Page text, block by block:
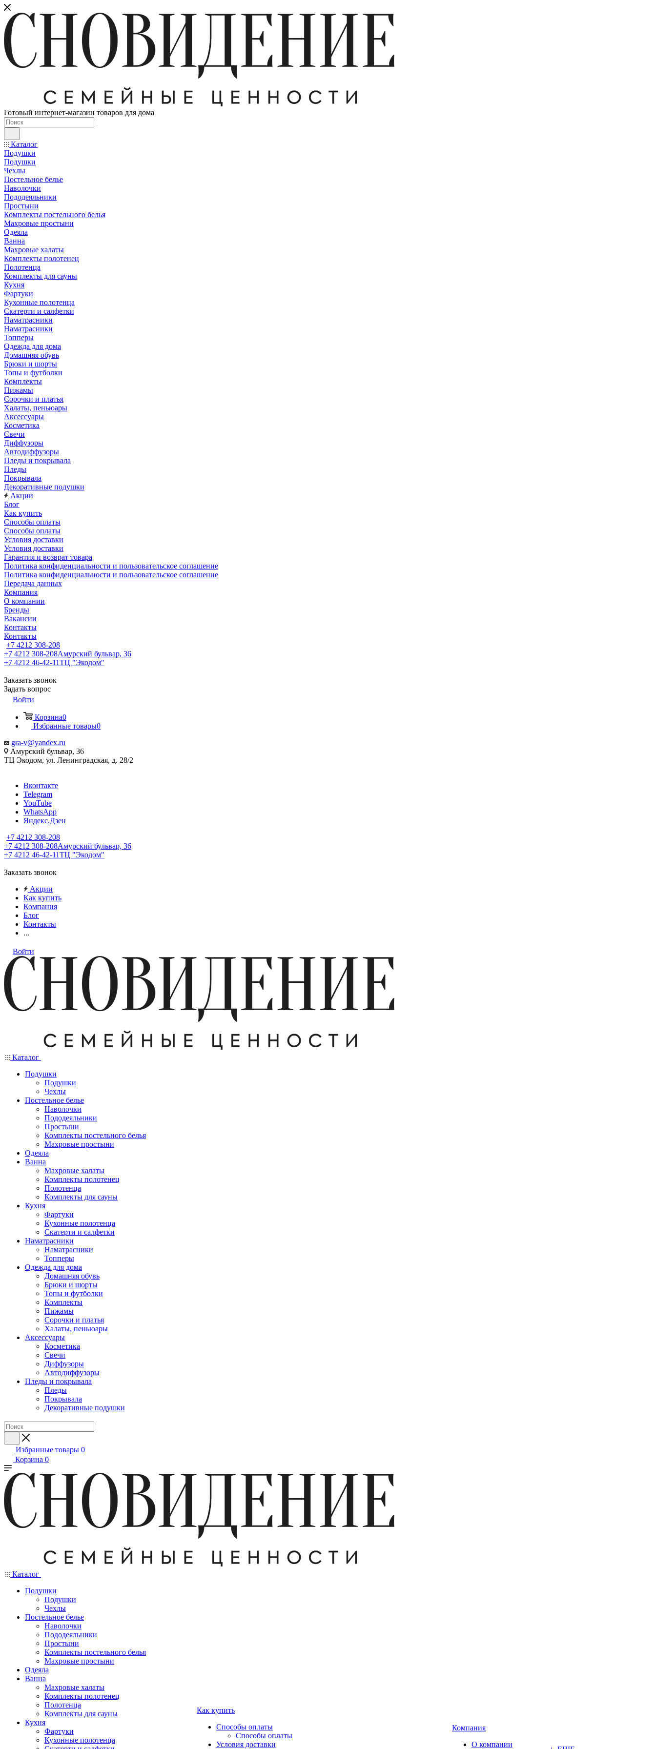
Готовый интернет-магазин товаров для дома
Каталог
Подушки
Подушки
Чехлы
Постельное белье
Наволочки
Пододеяльники
Простыни
Комплекты постельного белья
Махровые простыни
Одеяла
Ванна
Махровые халаты
Комплекты полотенец
Полотенца
Комплекты для сауны
Кухня
Фартуки
Кухонные полотенца
Скатерти и салфетки
Наматрасники
Наматрасники
Топперы
Одежда для дома
Домашняя обувь
Брюки и шорты
Топы и футболки
Комплекты
Пижамы
Сорочки и платья
Халаты, пеньюары
Аксессуары
Косметика
Свечи
Диффузоры
Автодиффузоры
Пледы и покрывала
Пледы
Покрывала
Декоративные подушки
Акции
Блог
Как купить
Способы оплаты
Способы оплаты
Условия доставки
Условия доставки
Гарантия и возврат товара
Политика конфиденциальности и пользовательское соглашение
Политика конфиденциальности и пользовательское соглашение
Передача данных
Компания
О компании
Бренды
Вакансии
Контакты
Контакты
+7 4212 308-208
+7 4212 308-208Амурский бульвар, 36
+7 4212 46-42-11ТЦ "Экодом"
Заказать звонок
Задать вопрос
Войти
Корзина0
Избранные товары0
gra-v@yandex.ru
Амурский бульвар, 36
ТЦ Экодом, ул. Ленинградская, д. 28/2
Вконтакте
Telegram
YouTube
WhatsApp
Яндекс.Дзен
+7 4212 308-208
+7 4212 308-208Амурский бульвар, 36
+7 4212 46-42-11ТЦ "Экодом"
Заказать звонок
Акции
Как купить
Компания
Блог
Контакты
...
Войти
Каталог
Подушки
Подушки
Чехлы
Постельное белье
Наволочки
Пододеяльники
Простыни
Комплекты постельного белья
Махровые простыни
Одеяла
Ванна
Махровые халаты
Комплекты полотенец
Полотенца
Комплекты для сауны
Кухня
Фартуки
Кухонные полотенца
Скатерти и салфетки
Наматрасники
Наматрасники
Топперы
Одежда для дома
Домашняя обувь
Брюки и шорты
Топы и футболки
Комплекты
Пижамы
Сорочки и платья
Халаты, пеньюары
Аксессуары
Косметика
Свечи
Диффузоры
Автодиффузоры
Пледы и покрывала
Пледы
Покрывала
Декоративные подушки
Избранные товары 0
Корзина 0
Каталог
Подушки
Подушки
Чехлы
Постельное белье
Наволочки
Пододеяльники
Простыни
Комплекты постельного белья
Махровые простыни
Одеяла
Ванна
Махровые халаты
Комплекты полотенец
Полотенца
Комплекты для сауны
Кухня
Фартуки
Кухонные полотенца
Как купить
Способы оплаты
Способы оплаты
Условия доставки
Компания
О компании